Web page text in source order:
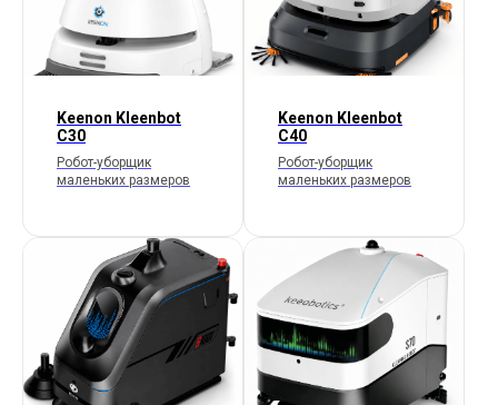
Keenon Kleenbot
C30
Робот-уборщик
маленьких размеров
Keenon Kleenbot
C40
Робот-уборщик
маленьких размеров